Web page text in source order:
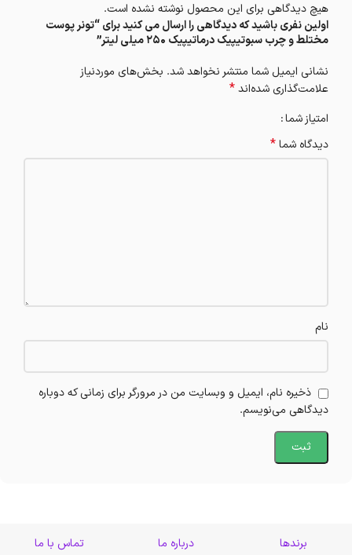
هیچ دیدگاهی برای این محصول نوشته نشده است.
اولین نفری باشید که دیدگاهی را ارسال می کنید برای “تونر پوست
مختلط و چرب سبوتیپیک درماتیپیک 250 میلی لیتر”
نشانی ایمیل شما منتشر نخواهد شد. بخش‌های موردنیاز
علامت‌گذاری شده‌اند*
امتیاز شما
دیدگاه شما*
نام
ذخیره نام، ایمیل و وبسایت من در مرورگر برای زمانی که دوباره
دیدگاهی می‌نویسم.
برندها درباره ما تماس با ما